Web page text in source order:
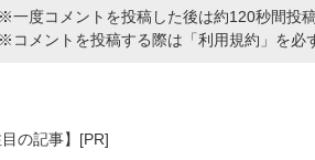
※一度コメントを投稿した後は約120秒間投
※コメントを投稿する際は 「利用規約」 を必
目の記事】[PR]